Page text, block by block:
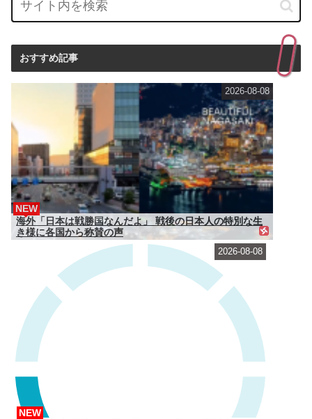
おすすめ記事
海外「日本は戦勝国なんだよ」 戦後の日本人の特別な生
き様に各国から称賛の声
NEW
2026-08-08
NEW
2026-08-08